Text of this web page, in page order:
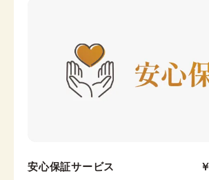
安心保証サービス